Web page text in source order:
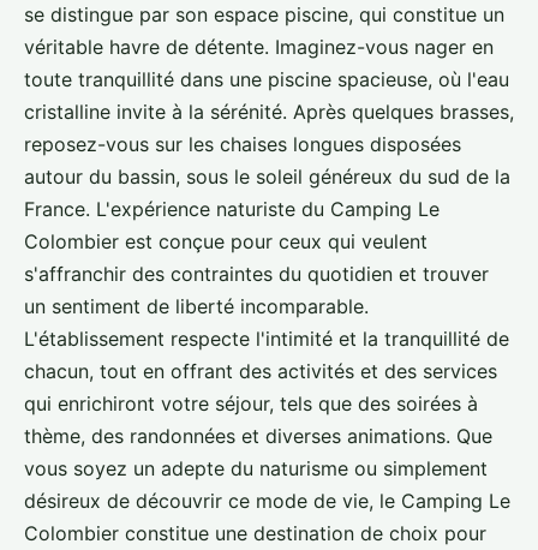
se distingue par son espace piscine, qui constitue un
véritable havre de détente. Imaginez-vous nager en
toute tranquillité dans une piscine spacieuse, où l'eau
cristalline invite à la sérénité. Après quelques brasses,
reposez-vous sur les chaises longues disposées
autour du bassin, sous le soleil généreux du sud de la
France. L'expérience naturiste du Camping Le
Colombier est conçue pour ceux qui veulent
s'affranchir des contraintes du quotidien et trouver
un sentiment de liberté incomparable.
L'établissement respecte l'intimité et la tranquillité de
chacun, tout en offrant des activités et des services
qui enrichiront votre séjour, tels que des soirées à
thème, des randonnées et diverses animations. Que
vous soyez un adepte du naturisme ou simplement
désireux de découvrir ce mode de vie, le Camping Le
Colombier constitue une destination de choix pour